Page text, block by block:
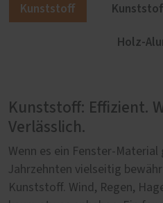
Kunststoff
Holz-
Kunststoff: Effizient.
Verlässlich.
Wenn es ein Fenster-
Jahrzehnten vielseitig
Kunststoff. Wind, Regen,
Kunststoff-
Ästhetisch.
Warum ist eine Hebe-
wenn sie von außen mit einer
wird? Wegen des modernen
Holz: Charakterstark.
Natürlich.
Mit Holz setzen Sie auf ein
Jahrhunderten beim Bau von
Authentisch und natürlich
Holz-Aluminium:
Behaglich.
Wenn zwei Werkstoffe sich
Aluminium, dann entsteht
Hebe-Schiebe-Tür, die nach